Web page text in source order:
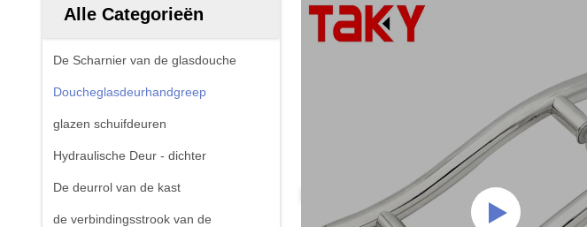
Alle Categorieën
De Scharnier van de glasdouche
Doucheglasdeurhandgreep
glazen schuifdeuren
Hydraulische Deur - dichter
De deurrol van de kast
de verbindingsstrook van de